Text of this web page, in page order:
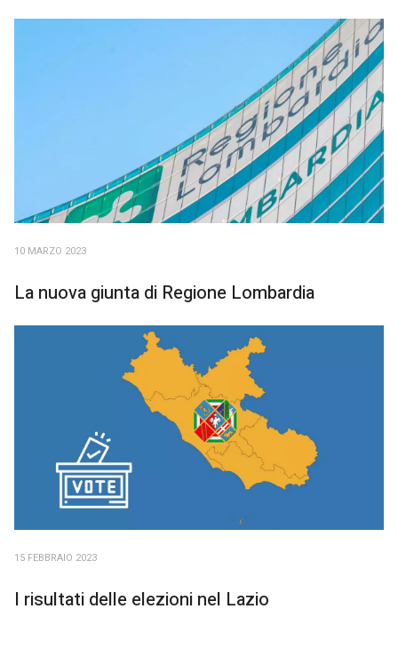
10 MARZO 2023
La nuova giunta di Regione Lombardia
15 FEBBRAIO 2023
I risultati delle elezioni nel Lazio